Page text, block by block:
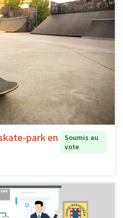
park en
Soumis au
vote